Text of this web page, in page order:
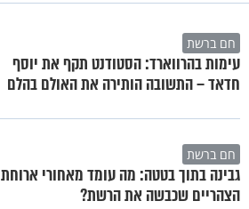
חם ברשת
עימות בהרווארד: הסטודנט תקף את יוסף
חדאד – התשובה הותירה את האולם בהלם
חם ברשת
גבינה בתוך בטטה: מה עומד מאחורי ארוחת
הצהריים שכבשה את הרשת?